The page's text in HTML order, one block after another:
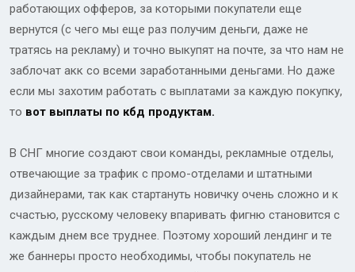
работающих офферов, за которыми покупатели еще
вернутся (с чего мы еще раз получим деньги, даже не
тратясь на рекламу) и точно выкупят на почте, за что нам не
заблочат акк со всеми заработанными деньгами. Но даже
если мы захотим работать с выплатами за каждую покупку,
то вот выплаты по кбд продуктам.
В СНГ многие создают свои команды, рекламные отделы,
отвечающие за трафик с промо-отделами и штатными
дизайнерами, так как стартануть новичку очень сложно и к
счастью, русскому человеку впаривать фигню становится с
каждым днем все труднее. Поэтому хороший лендинг и те
же баннеры просто необходимы, чтобы покупатель не